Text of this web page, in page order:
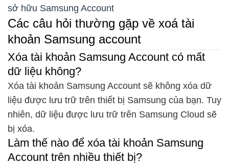
sở hữu Samsung Account
Các câu hỏi thường gặp về xoá tài
khoản Samsung account
Xóa tài khoản Samsung Account có mất
dữ liệu không?
Xóa tài khoản Samsung Account sẽ không xóa dữ
liệu được lưu trữ trên thiết bị Samsung của bạn. Tuy
nhiên, dữ liệu được lưu trữ trên Samsung Cloud sẽ
bị xóa.
Làm thế nào để xóa tài khoản Samsung
Account trên nhiều thiết bị?